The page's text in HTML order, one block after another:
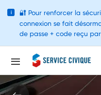
i 🔐 Pour renforcer la
connexion se fait
de passe + code reçu